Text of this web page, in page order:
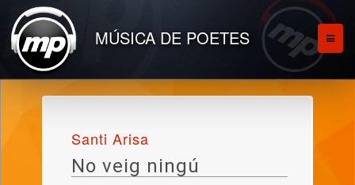
MÚSICA DE POETES
Santi Arisa
No veig ningú